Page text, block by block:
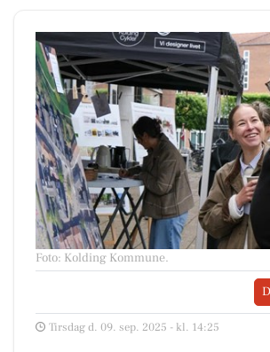
Foto: Kolding Kommune.
Tirsdag d. 09. sep. 2025 - kl. 14:25